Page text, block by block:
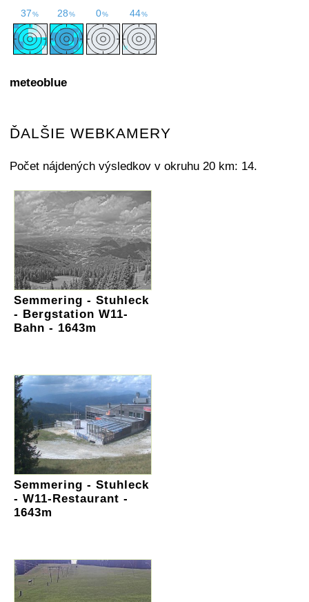
meteoblue
ĎALŠIE WEBKAMERY
Počet nájdených výsledkov v okruhu 20 km: 14.
Semmering - Stuhleck
- Bergstation W11-
Bahn - 1643m
Semmering - Stuhleck
- W11-Restaurant -
1643m